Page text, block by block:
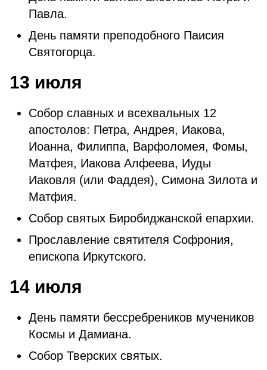
Павла.
День памяти преподобного Паисия
Святогорца.
13 июля
Собор славных и всехвальных 12
апостолов: Петра, Андрея, Иакова,
Иоанна, Филиппа, Варфоломея, Фомы,
Матфея, Иакова Алфеева, Иуды
Иаковля (или Фаддея), Симона Зилота и
Матфия.
Собор святых Биробиджанской епархии.
Прославление святителя Софрония,
епископа Иркутского.
14 июля
День памяти бессребреников мучеников
Космы и Дамиана.
Собор Тверских святых.